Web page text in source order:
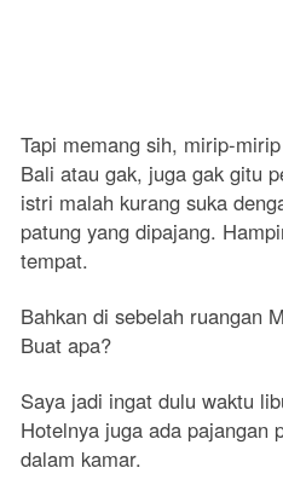
Tapi memang sih, mirip-
Bali atau gak, juga gak gitu
istri malah kurang suka
patung yang dipajang.
tempat.
Bahkan di sebelah ruangan
Buat apa?
Saya jadi ingat dulu waktu
Hotelnya juga ada pajangan
dalam kamar.